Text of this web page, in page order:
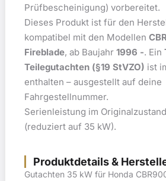
Prüfbescheinigung) vorbereitet.
Dieses Produkt ist für den
kompatibel mit den Modellen
Fireblade, ab Baujahr 1996 -. Ein
Teilegutachten (§19 StVZO) ist
enthalten – ausgestellt auf deine
Fahrgestellnummer.
Serienleistung im
(reduziert auf 35 kW).
Produktdetails &
Gutachten 35 kW für Honda